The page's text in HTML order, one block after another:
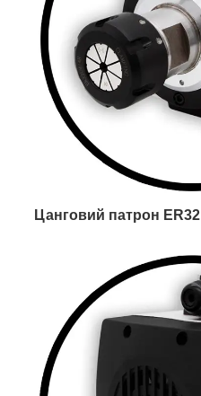
Цанговий патрон ER32